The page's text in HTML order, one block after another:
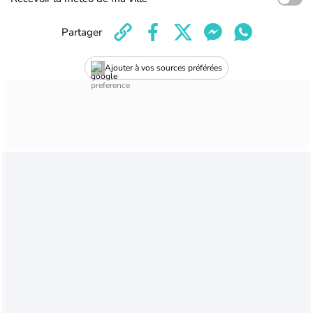
Ajouter à vos sources préférées
Partager